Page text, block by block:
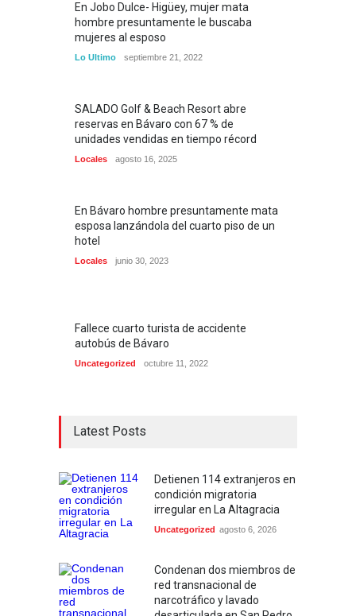
En Jobo Dulce- Higüey, mujer mata
hombre presuntamente le buscaba
mujeres al esposo
Lo Ultimo septiembre 21, 2022
SALADO Golf & Beach Resort abre
reservas en Bávaro con 67 % de
unidades vendidas en tiempo récord
Locales agosto 16, 2025
En Bávaro hombre presuntamente mata
esposa lanzándola del cuarto piso de un
hotel
Locales junio 30, 2023
Fallece cuarto turista de accidente
autobús de Bávaro
Uncategorized octubre 11, 2022
Latest Posts
Detienen 114 extranjeros en
condición migratoria
irregular en La Altagracia
Uncategorized agosto 6, 2026
Condenan dos miembros de
red transnacional de
narcotráfico y lavado